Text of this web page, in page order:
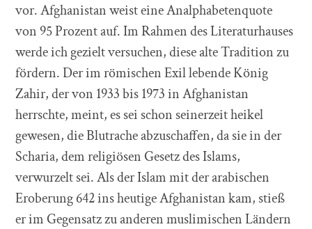
vor. Afghanistan weist eine Analphabetenquote
von 95 Prozent auf. Im Rahmen des Literaturhauses
werde ich gezielt versuchen, diese alte Tradition zu
fördern. Der im römischen Exil lebende König
Zahir, der von 1933 bis 1973 in Afghanistan
herrschte, meint, es sei schon seinerzeit heikel
gewesen, die Blutrache abzuschaffen, da sie in der
Scharia, dem religiösen Gesetz des Islams,
verwurzelt sei. Als der Islam mit der arabischen
Eroberung 642 ins heutige Afghanistan kam, stieß
er im Gegensatz zu anderen muslimischen Ländern